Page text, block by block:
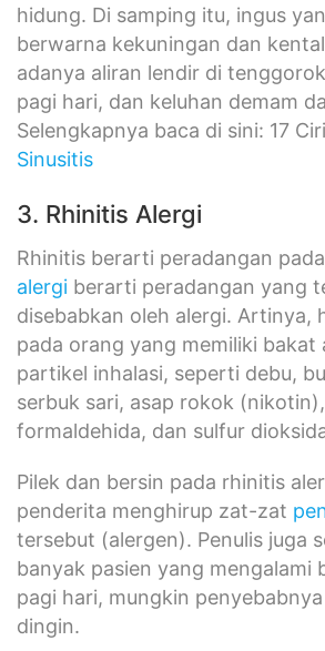
hidung. Di samping itu, ingus
berwarna kekuningan dan
adanya aliran lendir di
pagi hari, dan keluhan demam
Selengkapnya baca di sini: 17
Sinusitis
3. Rhinitis Alergi
Rhinitis berarti peradangan
alergi berarti peradangan yang
disebabkan oleh alergi. Artinya,
pada orang yang memiliki bakat
partikel inhalasi, seperti debu,
serbuk sari, asap rokok
formaldehida, dan sulfur
Pilek dan bersin pada rhinitis
penderita menghirup zat-zat
tersebut (alergen). Penulis juga
banyak pasien yang mengalami
pagi hari, mungkin
dingin.